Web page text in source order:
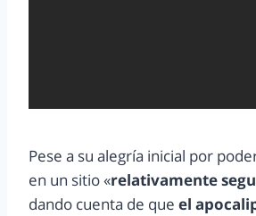
Pese a su alegría inicial por
en un sitio «relativamente
dando cuenta de que el